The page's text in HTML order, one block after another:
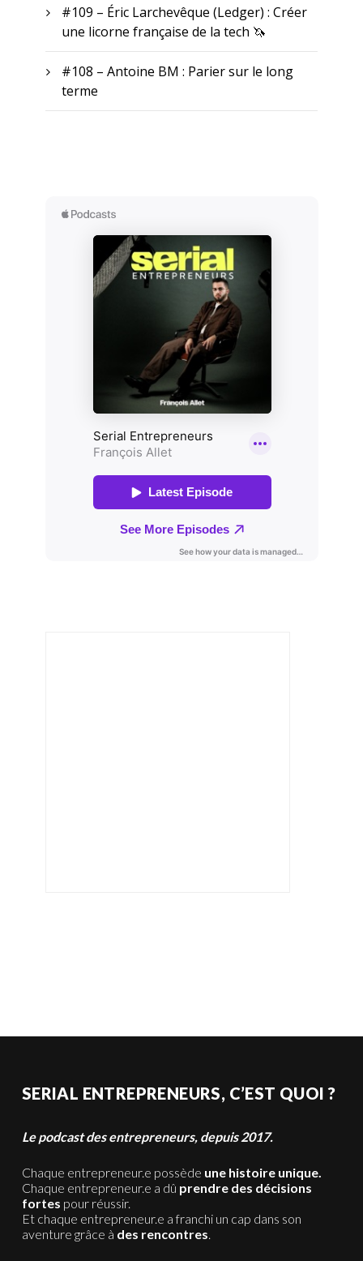
#109 – Éric Larchevêque (Ledger) : Créer
une licorne française de la tech 🦄
#108 – Antoine BM : Parier sur le long
terme
SERIAL ENTREPRENEURS, C’EST QUOI ?
Le podcast des entrepreneurs, depuis 2017.
Chaque entrepreneur.e possède une histoire unique.
Chaque entrepreneur.e a dû prendre des décisions
fortes pour réussir.
Et chaque entrepreneur.e a franchi un cap dans son
aventure grâce à des rencontres.